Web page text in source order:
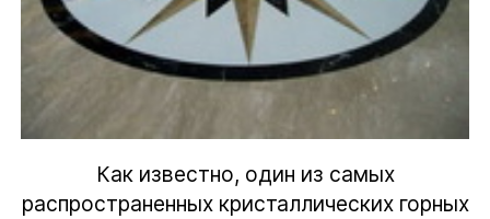
Как известно, один из самых
распространенных кристаллических горных